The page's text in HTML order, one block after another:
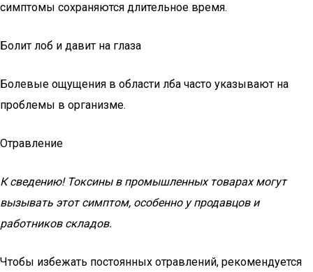
симптомы сохраняются длительное время.
Болит лоб и давит на глаза
Болевые ощущения в области лба часто указывают на
проблемы в организме.
Отравление
К сведению! Токсины в промышленных товарах могут
вызывать этот симптом, особенно у продавцов и
работников складов.
Чтобы избежать постоянных отравлений, рекомендуется